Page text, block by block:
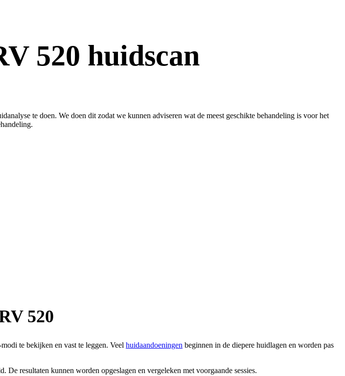
520 huidscan
te doen. We doen dit zodat we kunnen adviseren wat de meest geschikte behandeling is voor het
520
te bekijken en vast te leggen. Veel huidaandoeningen beginnen in de diepere huidlagen en worden pas
resultaten kunnen worden opgeslagen en vergeleken met voorgaande sessies.